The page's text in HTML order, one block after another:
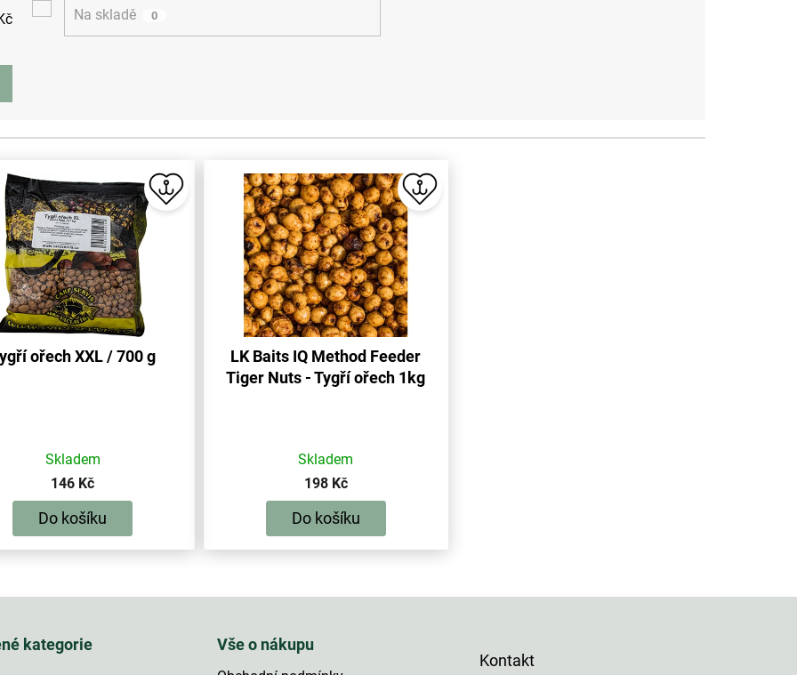
Na skladě 0
ořech XXL / 700 g
Skladem
146 Kč
Do košíku
LK Baits IQ Method Feeder
Tiger Nuts - Tygří ořech 1kg
Skladem
198 Kč
Do košíku
v
kategorie Vše o nákupu
Kontakt